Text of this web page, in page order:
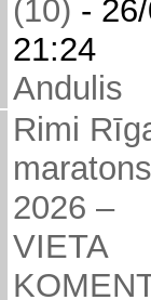
(10) -
21:24
Andulis
Rimi
maratons
2026 –
VIETA